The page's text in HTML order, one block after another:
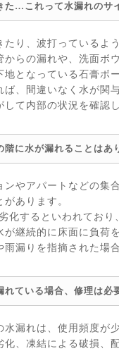
た…これって水漏れのサ
り、波打っているよ
らの漏れや、洗面ボ
となっている石膏ボ
、間違いなく水が関
て内部の状況を確認
に水が漏れることはあ
やアパートなどの集
あります。
化するといわれてお
継続的に床面に負荷
漏りを指摘された場
ている場合、修理は必
漏れは、使用頻度が
、凍結による破損、